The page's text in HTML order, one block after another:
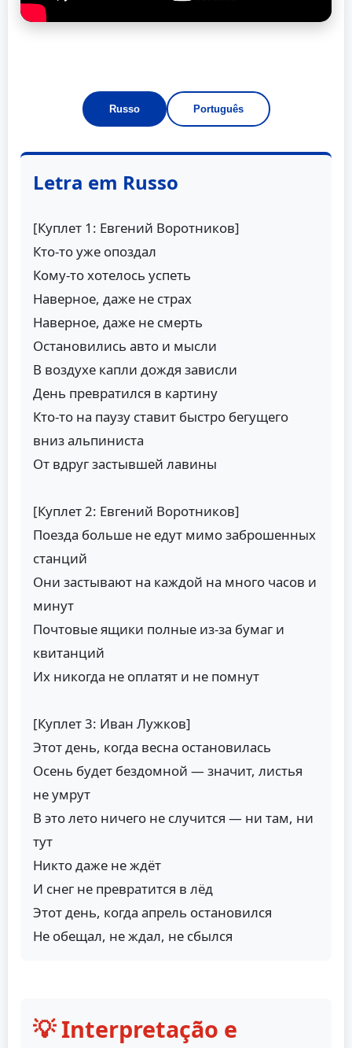
Russo Português
Letra em Russo
[Куплет 1: Евгений Воротников]
Кто-то уже опоздал
Кому-то хотелось успеть
Наверное, даже не страх
Наверное, даже не смерть
Остановились авто и мысли
В воздухе капли дождя зависли
День превратился в картину
Кто-то на паузу ставит быстро бегущего
вниз альпиниста
От вдруг застывшей лавины
[Куплет 2: Евгений Воротников]
Поезда больше не едут мимо заброшенных
станций
Они застывают на каждой на много часов и
минут
Почтовые ящики полные из-за бумаг и
квитанций
Их никогда не оплатят и не помнут
[Куплет 3: Иван Лужков]
Этот день, когда весна остановилась
Осень будет бездомной — значит, листья
не умрут
В это лето ничего не случится — ни там, ни
тут
Никто даже не ждёт
И снег не превратится в лёд
Этот день, когда апрель остановился
Не обещал, не ждал, не сбылся
💡 Interpretação e